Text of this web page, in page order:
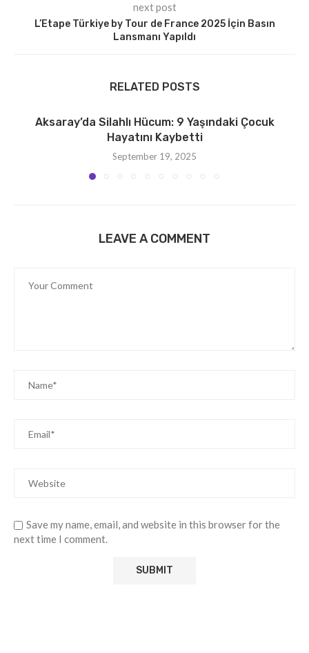
next post
L’Etape Türkiye by Tour de France 2025 İçin Basın
Lansmanı Yapıldı
RELATED POSTS
Aksaray’da Silahlı Hücum: 9 Yaşındaki Çocuk
Hayatını Kaybetti
September 19, 2025
LEAVE A COMMENT
Save my name, email, and website in this browser for the
next time I comment.